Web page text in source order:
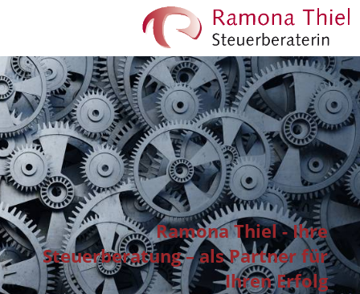
Ramona Thiel - Ihre
Steuerberatung – als Partner für
Ihren Erfolg